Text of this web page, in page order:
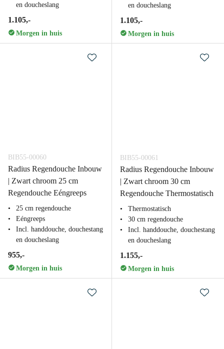
en doucheslang
1.105,-
Morgen in huis
en doucheslang
1.105,-
Morgen in huis
BIB55-00060
Radius Regendouche Inbouw
| Zwart chroom 25 cm
Regendouche Eéngreeps
25 cm regendouche
Eéngreeps
Incl. handdouche, douchestang
en doucheslang
955,-
Morgen in huis
BIB55-00061
Radius Regendouche Inbouw
| Zwart chroom 30 cm
Regendouche Thermostatisch
Thermostatisch
30 cm regendouche
Incl. handdouche, douchestang
en doucheslang
1.155,-
Morgen in huis